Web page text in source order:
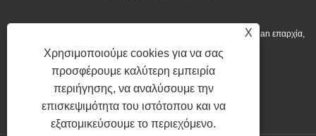
:No.1 Ximei Village Meilin Street Nan'an Quanzhou City, Fujian επαρχία,
Κίνα.
Τηλ: +86-13600768411
: Nina.h@yueli-tech.com
X
Χρησιμοποιούμε cookies για να σας
προσφέρουμε καλύτερη εμπειρία
περιήγησης, να αναλύσουμε την
επισκεψιμότητα του ιστότοπου και να
εξατομικεύσουμε το περιεχόμενο.